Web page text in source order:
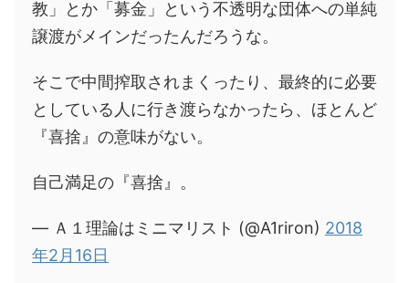
教」とか「募金」という不透明な団体への単純
譲渡がメインだったんだろうな。
そこで中間搾取されまくったり、最終的に必要
としている人に行き渡らなかったら、ほとんど
『喜捨』の意味がない。
自己満足の『喜捨』。
— Ａ１理論はミニマリスト (@A1riron) 2018
年2月16日